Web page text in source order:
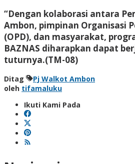
“Dengan kolaborasi antara
Ambon, pimpinan Organisasi
(OPD), dan masyarakat,
BAZNAS diharapkan dapat
tuturnya.(TM-08)
Ditag
Pj Walkot Ambon
oleh tifamaluku
Ikuti Kami Pada